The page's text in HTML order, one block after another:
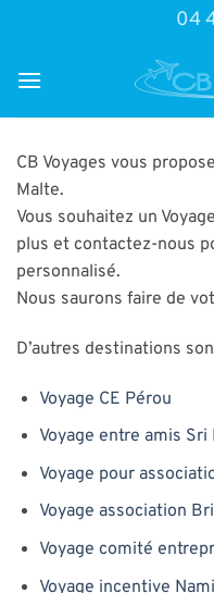
04
CB Voyages vous
Malte.
Vous souhaitez un
plus et contactez-nous
personnalisé.
Nous saurons faire de
D’autres destinations
Voyage CE Pérou
Voyage entre amis Sri
Voyage pour
Voyage association
Voyage comité
Voyage incentive